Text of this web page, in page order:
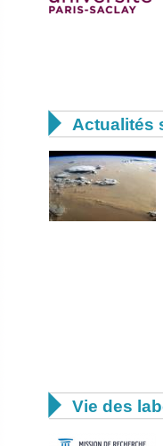
 Actualités
 Vie des